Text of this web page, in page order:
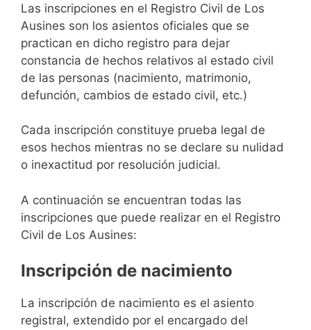
Las inscripciones en el Registro Civil de Los
Ausines son los asientos oficiales que se
practican en dicho registro para dejar
constancia de hechos relativos al estado civil
de las personas (nacimiento, matrimonio,
defunción, cambios de estado civil, etc.)
Cada inscripción constituye prueba legal de
esos hechos mientras no se declare su nulidad
o inexactitud por resolución judicial.
A continuación se encuentran todas las
inscripciones que puede realizar en el Registro
Civil de Los Ausines:
Inscripción de nacimiento
La inscripción de nacimiento es el asiento
registral, extendido por el encargado del